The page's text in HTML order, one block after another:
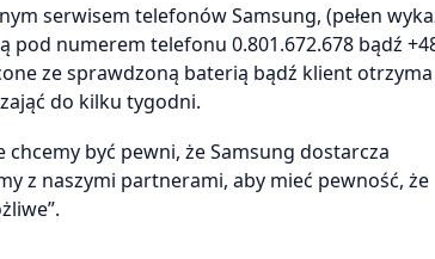
serwisem telefonów Samsung, (pełen
numerem telefonu 0.801.672.678 bądź
ze sprawdzoną baterią bądź klient otrzyma
do kilku tygodni.
być pewni, że Samsung dostarcza
z naszymi partnerami, aby mieć pewność, że